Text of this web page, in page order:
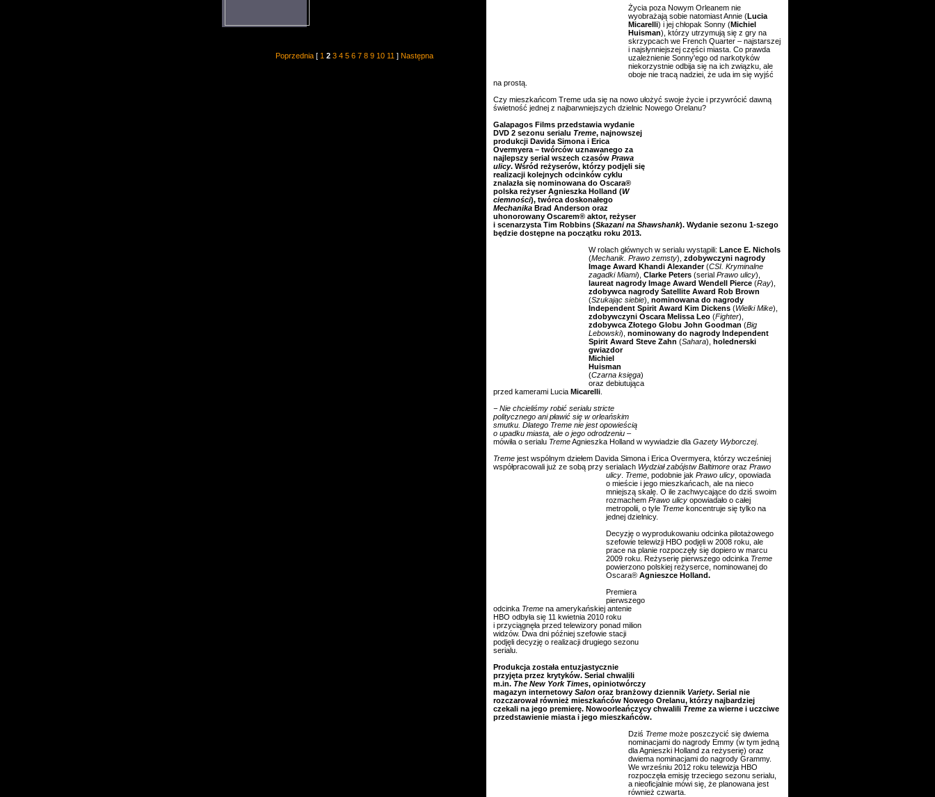
Poprzednia[ 1 2 3 4 5 6 7 8 9 10 11 ] Następna
Życia poza Nowym Orleanem nie
wyobrażają sobie natomiast Annie (Lucia
Micarelli) i jej chłopak Sonny (Michiel
Huisman), którzy utrzymują się z gry na
skrzypcach we French Quarter – najstarszej
i najsłynniejszej części miasta. Co prawda
uzależnienie Sonny'ego od narkotyków
niekorzystnie odbija się na ich związku, ale
oboje nie tracą nadziei, że uda im się wyjść
na prostą.
Czy mieszkańcom Treme uda się na nowo ułożyć swoje życie i przywrócić dawną
świetność jednej z najbarwniejszych dzielnic Nowego Orelanu?
Galapagos Films przedstawia wydanie
DVD 2 sezonu serialu Treme, najnowszej
produkcji Davida Simona i Erica
Overmyera – twórców uznawanego za
najlepszy serial wszech czasów Prawa
ulicy. Wśród reżyserów, którzy podjęli się
realizacji kolejnych odcinków cyklu
znalazła się nominowana do Oscara®
polska reżyser Agnieszka Holland (W
ciemności), twórca doskonałego
Mechanika Brad Anderson oraz
uhonorowany Oscarem® aktor, reżyser
i scenarzysta Tim Robbins (Skazani na Shawshank). Wydanie sezonu 1-szego
będzie dostępne na początku roku 2013.
W rolach głównych w serialu wystąpili: Lance E. Nichols
(Mechanik. Prawo zemsty), zdobywczyni nagrody
Image Award Khandi Alexander(CSI. Kryminalne
zagadki Miami), Clarke Peters (serial Prawo ulicy),
laureat nagrody Image Award Wendell Pierce (Ray),
zdobywca nagrody Satellite Award Rob Brown
(Szukając siebie), nominowana do nagrody
Independent Spirit Award Kim Dickens (Wielki Mike),
zdobywczyni Oscara Melissa Leo (Fighter),
zdobywca Złotego Globu John Goodman (Big
Lebowski), nominowany do nagrody Independent
Spirit Award Steve Zahn (Sahara), holednerski
gwiazdor
Michiel
Huisman
(Czarna księga)
oraz debiutująca
przed kamerami Lucia Micarelli
− Nie chcieliśmy robić serialu stricte
politycznego ani pławić się w orleańskim
smutku. Dlatego Treme nie jest opowieścią
o upadku miasta, ale o jego odrodzeniu –
mówiła o serialu TremeAgnieszka Holland w wywiadzie dla Gazety Wyborczej.
Treme jest wspólnym dziełem Davida Simona i Erica Overmyera, którzy wcześniej
współpracowali już ze sobą przy serialach Wydział zabójstw Baltimore oraz Prawo
ulicy Treme , podobnie jak Prawo ulicy , opowiada
o mieście i jego mieszkańcach, ale na nieco
mniejszą skalę. O ile zachwycające do dziś swoim
rozmachem Prawo ulicy opowiadało o całej
metropolii, o tyle Treme koncentruje się tylko na
jednej dzielnicy.
Decyzję o wyprodukowaniu odcinka pilotażowego
szefowie telewizji HBO podjęli w 2008 roku, ale
prace na planie rozpoczęły się dopiero w marcu
2009 roku. Reżyserię pierwszego odcinka Treme
powierzono polskiej reżyserce, nominowanej do
Oscara® Agnieszce Holland.
Premiera
pierwszego
odcinka Treme na amerykańskiej antenie
HBO odbyła się 11 kwietnia 2010 roku
i przyciągnęła przed telewizory ponad milion
widzów. Dwa dni później szefowie stacji
podjęli decyzję o realizacji drugiego sezonu
serialu.
Produkcja została entuzjastycznie
przyjęta przez krytyków. Serial chwalili
m.in. The New York Times, opiniotwórczy
magazyn internetowy Salon oraz branżowy dziennik Variety. Serial nie
rozczarował również mieszkańców Nowego Orelanu, którzy najbardziej
czekali na jego premierę. Nowoorleańczycy chwalili Treme za wierne i uczciwe
przedstawienie miasta i jego mieszkańców.
Dziś Treme może poszczycić się dwiema
nominacjami do nagrody Emmy (w tym jedną
dla Agnieszki Holland za reżyserię) oraz
dwiema nominacjami do nagrody Grammy.
We wrześniu 2012 roku telewizja HBO
rozpoczęła emisję trzeciego sezonu serialu,
a nieoficjalnie mówi się, że planowana jest
również czwarta.